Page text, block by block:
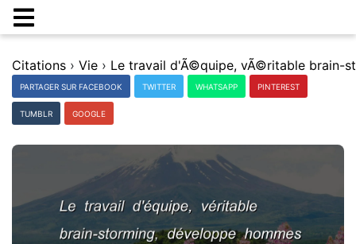
Citations › Vie ›
PARTAGER SUR FACEBOOK TWITTER WHATSAPP PINTEREST
TUMBLR GOOGLE